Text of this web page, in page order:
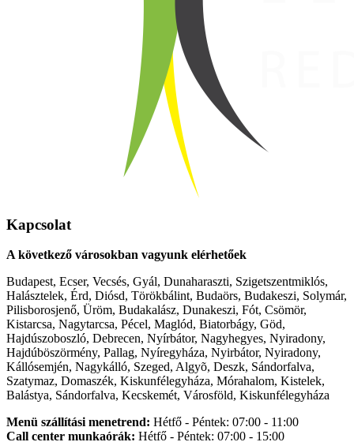
Kapcsolat
A következő városokban vagyunk elérhetőek
Budapest, Ecser, Vecsés, Gyál, Dunaharaszti, Szigetszentmiklós,
Halásztelek, Érd, Diósd, Törökbálint, Budaörs, Budakeszi, Solymár,
Pilisborosjenő, Üröm, Budakalász, Dunakeszi, Fót, Csömör,
Kistarcsa, Nagytarcsa, Pécel, Maglód, Biatorbágy, Göd,
Hajdúszoboszló, Debrecen, Nyírbátor, Nagyhegyes, Nyiradony,
Hajdúböszörmény, Pallag, Nyíregyháza, Nyirbátor, Nyiradony,
Kállósemjén, Nagykálló, Szeged, Algyõ, Deszk, Sándorfalva,
Szatymaz, Domaszék, Kiskunfélegyháza, Mórahalom, Kistelek,
Balástya, Sándorfalva, Kecskemét, Városföld, Kiskunfélegyháza
Menü szállítási menetrend: Hétfő - Péntek: 07:00 - 11:00
Call center munkaórák: Hétfő - Péntek: 07:00 - 15:00